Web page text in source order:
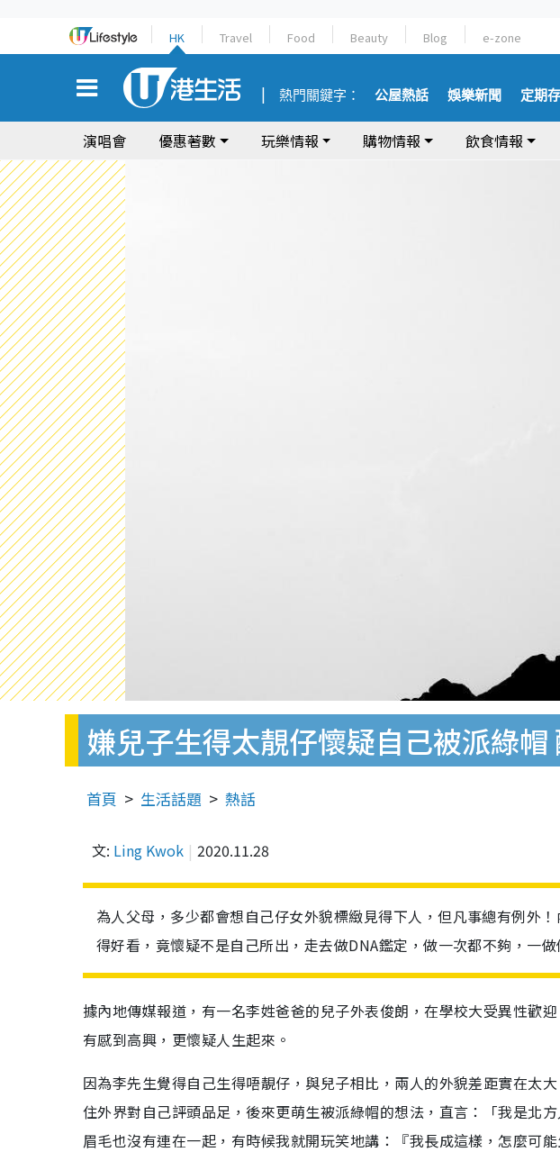
HK Travel Food Beauty Blog e-zone
熱門關鍵字： 公屋熱話 娛樂新聞 定期
演唱會 優惠著數 玩樂情報 購物情報 飲食情報
嫌兒子生得太靚仔懷疑自己被派綠
首頁 生活話題 熱話
文: Ling Kwok 2020.11.28
為人父母，多少都會想自己仔女外貌標緻見得下人，但凡事總有例外
得好看，竟懷疑不是自己所出，走去做DNA鑑定，做一次都不夠，一做
據內地傳媒報道，有一名李姓爸爸的兒子外表俊朗，在學校大受異性歡
有感到高興，更懷疑人生起來。
因為李先生覺得自己生得唔靚仔，與兒子相比，兩人的外貌差距實在太
住外界對自己評頭品足，後來更萌生被派綠帽的想法，直言：「我是北
眉毛也沒有連在一起，有時候我就開玩笑地講：『我長成這樣，怎麼可能